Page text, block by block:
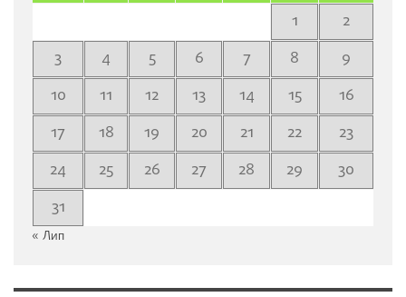
1
2
3
4 5 6 7 8
9
10
11 12 13 14 15
16
17
18 19 20 21 22
23
24
25 26 27 28 29
30
31
« Лип